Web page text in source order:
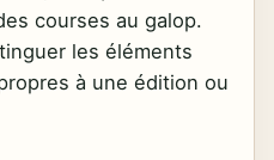
courses au galop.
les éléments
à une édition ou